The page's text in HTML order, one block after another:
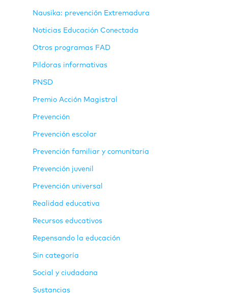
Nausika: prevención Extremadura
Noticias Educación Conectada
Otros programas FAD
Pildoras informativas
PNSD
Premio Acción Magistral
Prevención
Prevención escolar
Prevención familiar y comunitaria
Prevención juvenil
Prevención universal
Realidad educativa
Recursos educativos
Repensando la educación
Sin categoría
Social y ciudadana
Sustancias